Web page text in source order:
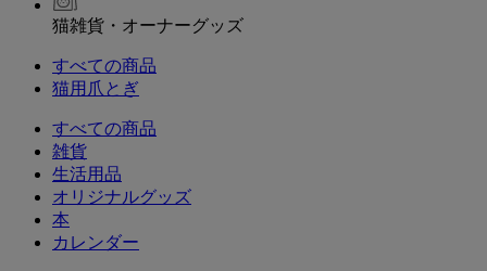
猫雑貨・オーナーグッズ
すべての商品
猫用爪とぎ
すべての商品
雑貨
生活用品
オリジナルグッズ
本
カレンダー